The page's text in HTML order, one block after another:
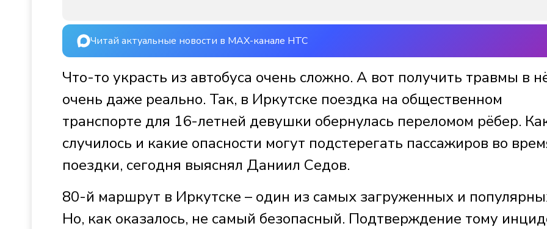
Читай актуальные новости в MAX-канале НТС
Что-то украсть из автобуса очень сложно. А вот получить травмы в
очень даже реально. Так, в Иркутске поездка на общественном
транспорте для 16-летней девушки обернулась переломом рёбер.
случилось и какие опасности могут подстерегать пассажиров во
поездки, сегодня выяснял Даниил Седов.
80-й маршрут в Иркутске – один из самых загруженных и
Но, как оказалось, не самый безопасный. Подтверждение тому